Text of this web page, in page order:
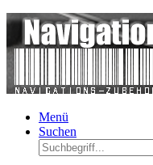
Menü
Suchen